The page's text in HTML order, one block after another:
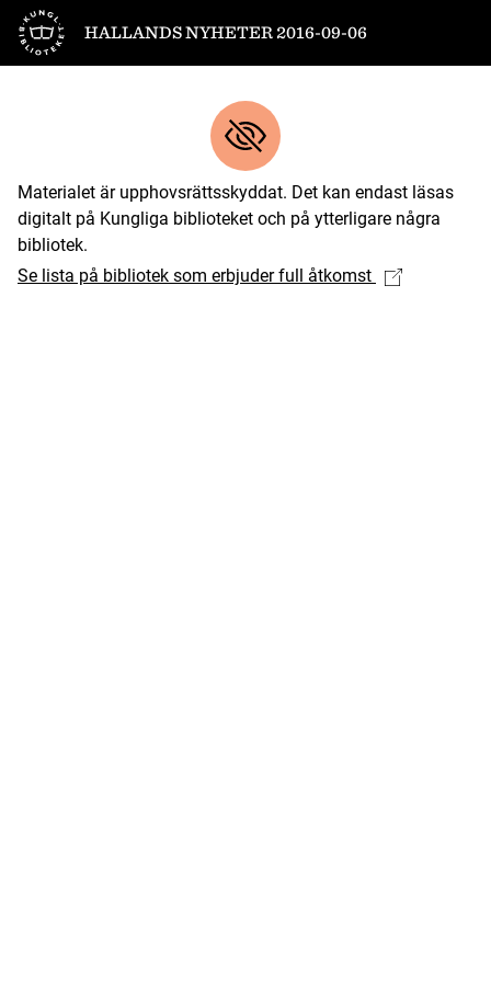
Till startsidan
HALLANDS NYHETER 2016-09-06
Materialet är upphovsrättsskyddat. Det kan endast läsas
digitalt på Kungliga biblioteket och på ytterligare några
bibliotek.
Se lista på bibliotek som erbjuder full åtkomst